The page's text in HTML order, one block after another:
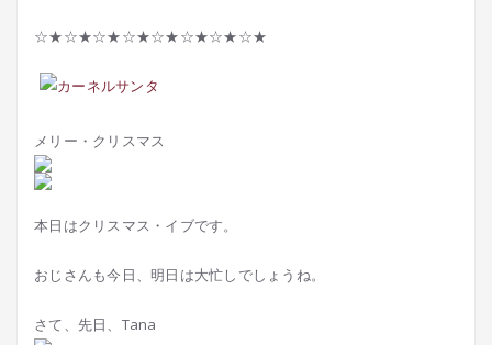
☆★☆★☆★☆★☆★☆★☆★☆★
メリー・クリスマス
本日はクリスマス・イブです。
おじさんも今日、明日は大忙しでしょうね。
さて、先日、Tana